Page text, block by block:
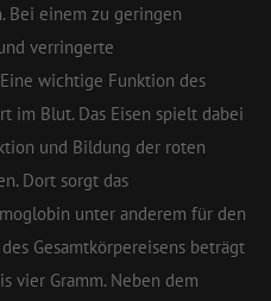
Bei einem zu geringen
verringerte
wichtige Funktion des
im Blut. Das Eisen spielt dabei
und Bildung der roten
Dort sorgt das
unter anderem für den
Gesamtkörpereisens beträgt
vier Gramm. Neben dem